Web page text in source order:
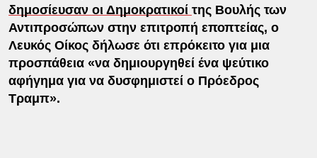
δημοσίευσαν οι Δημοκρατικοί της Βουλής των
Αντιπροσώπων στην επιτροπή εποπτείας, ο
Λευκός Οίκος δήλωσε ότι επρόκειτο για μια
προσπάθεια «να δημιουργηθεί ένα ψεύτικο
αφήγημα για να δυσφημιστεί ο Πρόεδρος
Τραμπ».